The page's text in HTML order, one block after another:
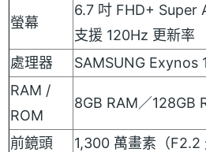
螢幕
6.7 吋 FHD+ Super
支援 120Hz 更新率
處理器
SAMSUNG Exynos
RAM /
ROM
8GB RAM／128GB
前鏡頭 1,300 萬畫素（F2.2